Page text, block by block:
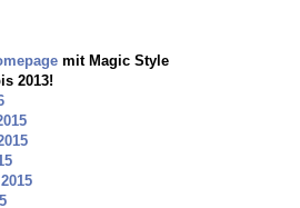
mit Magic Style
2013!